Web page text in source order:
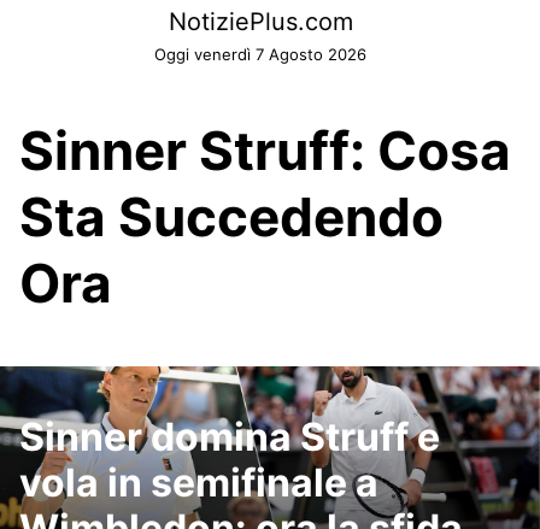
NotiziePlus.com
Oggi venerdì 7 Agosto 2026
Sinner Struff: Cosa
Sta Succedendo
Ora
Sinner domina Struff e
vola in semifinale a